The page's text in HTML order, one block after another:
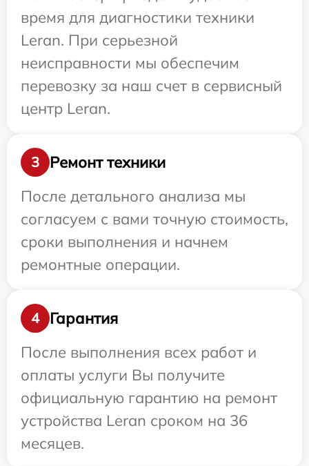
время для диагностики техники
Leran. При серьезной
неисправности мы обеспечим
перевозку за наш счет в сервисный
центр Leran.
3
Ремонт техники
После детального анализа мы
согласуем с вами точную стоимость,
сроки выполнения и начнем
ремонтные операции.
4
Гарантия
После выполнения всех работ и
оплаты услуги Вы получите
официальную гарантию на ремонт
устройства Leran сроком на 36
месяцев.